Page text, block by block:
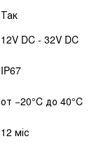
Так
12V DC - 32V DC
IP67
от −20°C до 40°C
12 міс